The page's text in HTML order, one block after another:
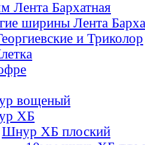
Лента Бархатная
ширины Лента
и Триколор
вощеный
ХБ
Шнур ХБ плоский